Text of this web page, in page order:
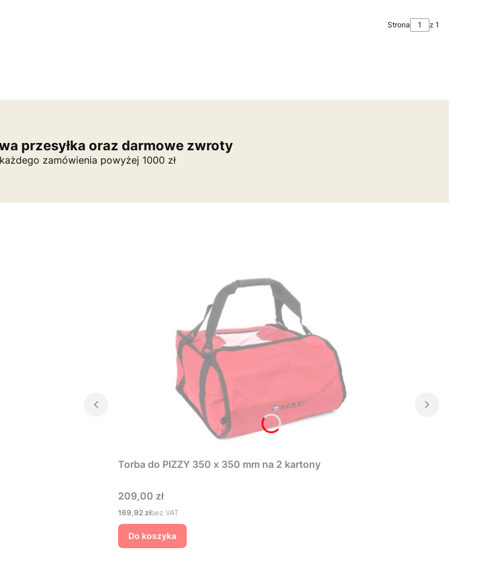
Strona z 1
przesyłka oraz darmowe zwroty
zamówienia powyżej 1000 zł
Torba do PIZZY 350 x 350 mm na 2 kartony
Cena
209,00 zł
Cena
169,92 złbez VAT
Do koszyka